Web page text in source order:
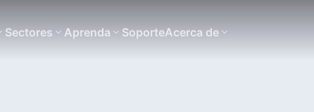
Sectores Aprenda SoporteAcerca de